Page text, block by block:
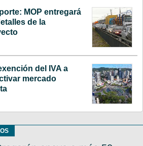
MOP entregará
de la
del IVA a
mercado